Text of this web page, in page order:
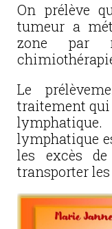
On prélève
tumeur a
zone par
Le
traitement qui
lymphatique
les excès
transporter